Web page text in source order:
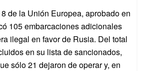
de la Unión Europea, aprobado en
105 embarcaciones adicionales
ilegal en favor de Rusia. Del total
en su lista de sancionados,
sólo 21 dejaron de operar y, en